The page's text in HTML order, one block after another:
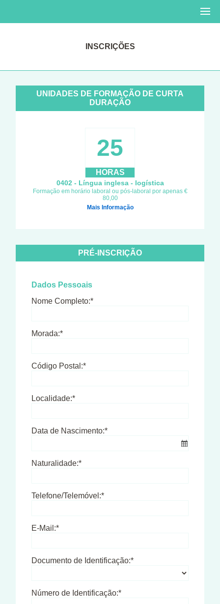
INSCRIÇÕES
UNIDADES DE FORMAÇÃO DE CURTA
DURAÇÃO
25
HORAS
0402 - Língua inglesa - logística
Formação em horário laboral ou pós-laboral por apenas €
80,00
Mais Informação
PRÉ-INSCRIÇÃO
Dados Pessoais
Nome Completo:*
Morada:*
Código Postal:*
Localidade:*
Data de Nascimento:*
Naturalidade:*
Telefone/Telemóvel:*
E-Mail:*
Documento de Identificação:*
Número de Identificação:*